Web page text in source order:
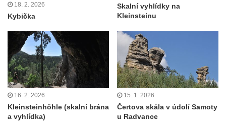
18. 2. 2026
Kybička
Skalní vyhlídky na
Kleinsteinu
16. 2. 2026
Kleinsteinhöhle (skalní brána
a vyhlídka)
15. 1. 2026
Čertova skála v údolí Samoty
u Radvance